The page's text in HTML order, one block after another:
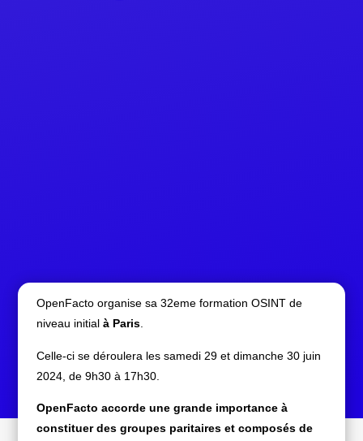
OpenFacto organise sa 32eme formation OSINT de
niveau initial à Paris.
Celle-ci se déroulera les samedi 29 et dimanche 30 juin
2024, de 9h30 à 17h30.
OpenFacto accorde une grande importance à
constituer des groupes paritaires et composés de